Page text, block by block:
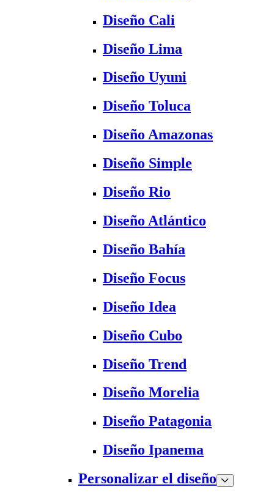
Diseño Cali
Diseño Lima
Diseño Uyuni
Diseño Toluca
Diseño Amazonas
Diseño Simple
Diseño Rio
Diseño Atlántico
Diseño Bahía
Diseño Focus
Diseño Idea
Diseño Cubo
Diseño Trend
Diseño Morelia
Diseño Patagonia
Diseño Ipanema
Personalizar el diseño